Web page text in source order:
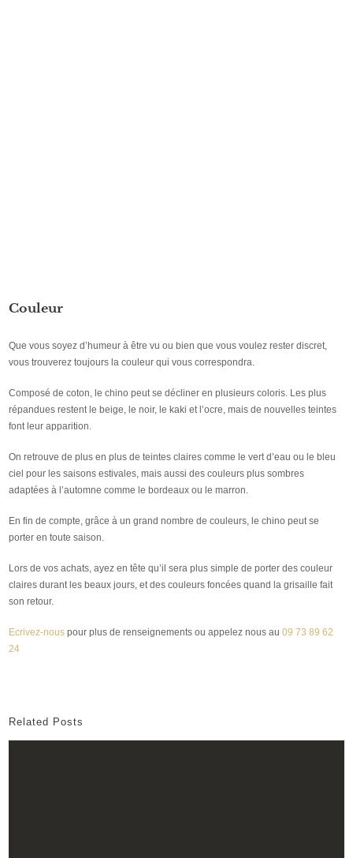
Couleur
Que vous soyez d’humeur à être vu ou bien que vous voulez rester discret,
vous trouverez toujours la couleur qui vous correspondra.
Composé de coton, le chino peut se décliner en plusieurs coloris. Les plus
répandues restent le beige, le noir, le kaki et l’ocre, mais de nouvelles teintes
font leur apparition.
On retrouve de plus en plus de teintes claires comme le vert d’eau ou le bleu
ciel pour les saisons estivales, mais aussi des couleurs plus sombres
adaptées à l’automne comme le bordeaux ou le marron.
En fin de compte, grâce à un grand nombre de couleurs, le chino peut se
porter en toute saison.
Lors de vos achats, ayez en tête qu’il sera plus simple de porter des couleur
claires durant les beaux jours, et des couleurs foncées quand la grisaille fait
son retour.
Ecrivez-nous pour plus de renseignements ou appelez nous au09 73 89 62
24
Related Posts